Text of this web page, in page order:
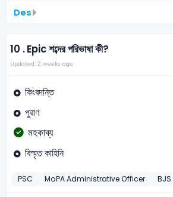
Des
10 .Epic শব্দের পরিভাষা কী?
Updated: 2 weeks ago
কিংবদন্তি
পুরাণ
মহকাব্য
বিস্মৃত কাহিনি
PSC MoPA Administrative Officer BJS